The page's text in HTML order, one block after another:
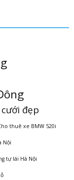
đẹp
thuê xe BMW 520i
Nội
tự lái Hà Nội